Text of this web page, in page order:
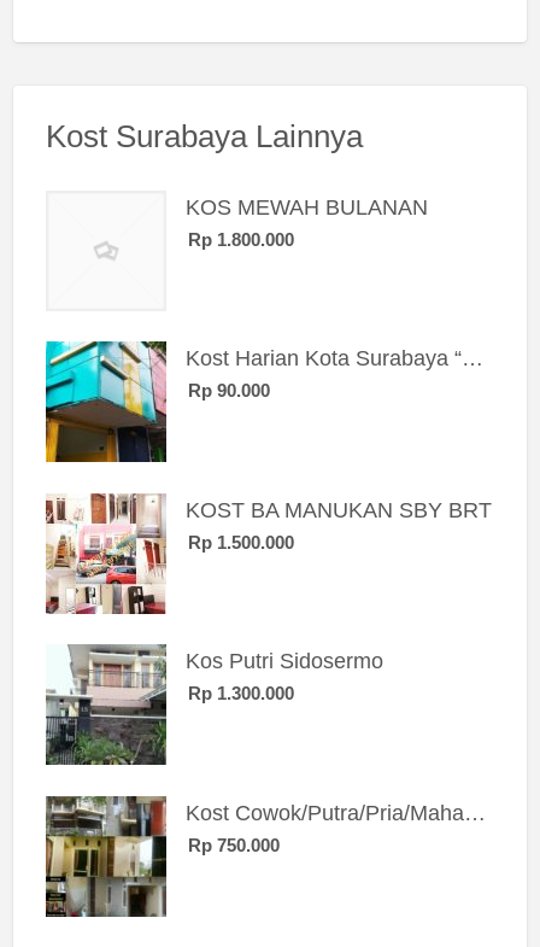
Kost Surabaya Lainnya
KOS MEWAH BULANAN
Rp 1.800.000
Kost Harian Kota Surabaya “Sierra Kost”
Rp 90.000
KOST BA MANUKAN SBY BRT
Rp 1.500.000
Kos Putri Sidosermo
Rp 1.300.000
Kost Cowok/Putra/Pria/Mahasiswa/Karyawan SIngle eksklusif bangunan baru
Rp 750.000